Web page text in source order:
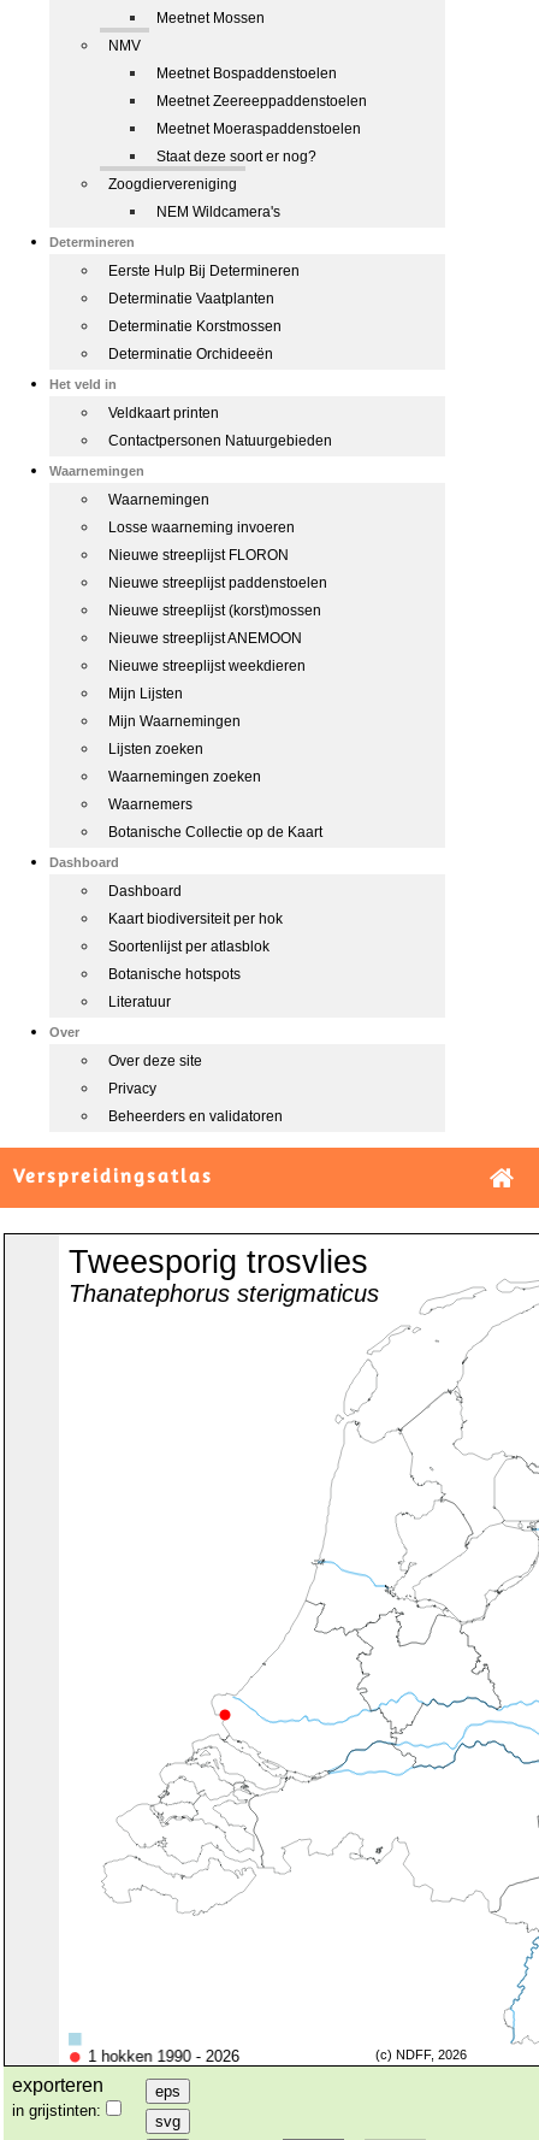
Meetnet Mossen
NMV
Meetnet Bospaddenstoelen
Meetnet Zeereeppaddenstoelen
Meetnet Moeraspaddenstoelen
Staat deze soort er nog?
Zoogdiervereniging
NEM Wildcamera's
Determineren
Eerste Hulp Bij Determineren
Determinatie Vaatplanten
Determinatie Korstmossen
Determinatie Orchideeën
Het veld in
Veldkaart printen
Contactpersonen Natuurgebieden
Waarnemingen
Waarnemingen
Losse waarneming invoeren
Nieuwe streeplijst FLORON
Nieuwe streeplijst paddenstoelen
Nieuwe streeplijst (korst)mossen
Nieuwe streeplijst ANEMOON
Nieuwe streeplijst weekdieren
Mijn Lijsten
Mijn Waarnemingen
Lijsten zoeken
Waarnemingen zoeken
Waarnemers
Botanische Collectie op de Kaart
Dashboard
Dashboard
Kaart biodiversiteit per hok
Soortenlijst per atlasblok
Botanische hotspots
Literatuur
Over
Over deze site
Privacy
Beheerders en validatoren
Verspreidingsatlas